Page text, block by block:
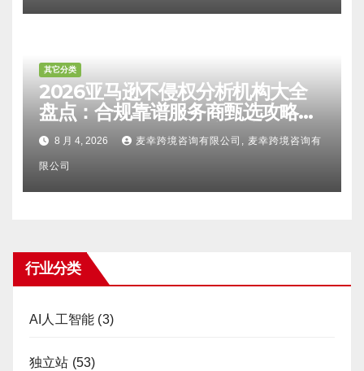
其它分类
2026亚马逊不侵权分析机构大全
盘点：合规靠谱服务商甄选攻略、
避坑FAQ及标杆机构实力详解
8 月 4, 2026 麦幸跨境咨询有限公司, 麦幸跨境咨询有
限公司
行业分类
AI人工智能 (3)
独立站 (53)